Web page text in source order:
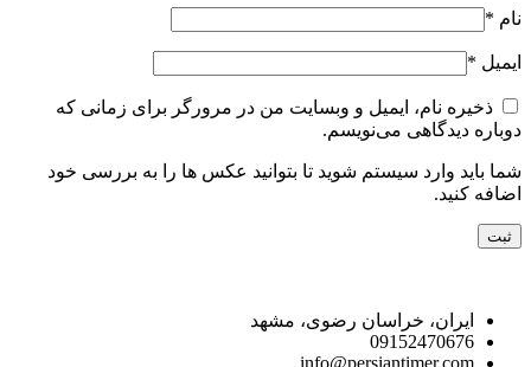
نام *
ایمیل *
ذخیره نام، ایمیل و وبسایت من در مرورگر برای زمانی که
دوباره دیدگاهی می‌نویسم.
شما باید وارد سیستم شوید تا بتوانید عکس ها را به بررسی خود
اضافه کنید.
ایران، خراسان رضوی، مشهد
09152470676